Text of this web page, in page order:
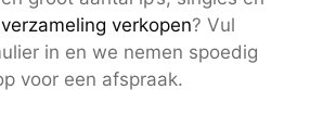
verkopen? Vul
in en we nemen spoedig
voor een afspraak.